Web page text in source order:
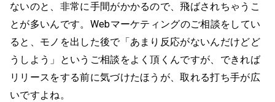
ないのと、非常に手間がかかるので、飛ばされちゃうこ
とが多いんです。Webマーケティングのご相談をしてい
ると、モノを出した後で「あまり反応がないんだけどど
うしよう」というご相談をよく頂くんですが、できれば
リリースをする前に気づけたほうが、取れる打ち手が広
いですよね。